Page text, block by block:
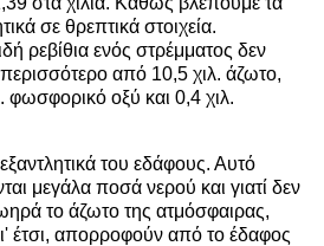
σε θρεπτικά στοιχεία.
ρεβίθια ενός στρέμματος δεν
από 10,5 χιλ. άζωτο,
φωσφορικό οξύ και 0,4 χιλ.
του εδάφους. Αυτό
μεγάλα ποσά νερού και γιατί δεν
το άζωτο της ατμόσφαιρας,
έτσι, απορροφούν από το έδαφος